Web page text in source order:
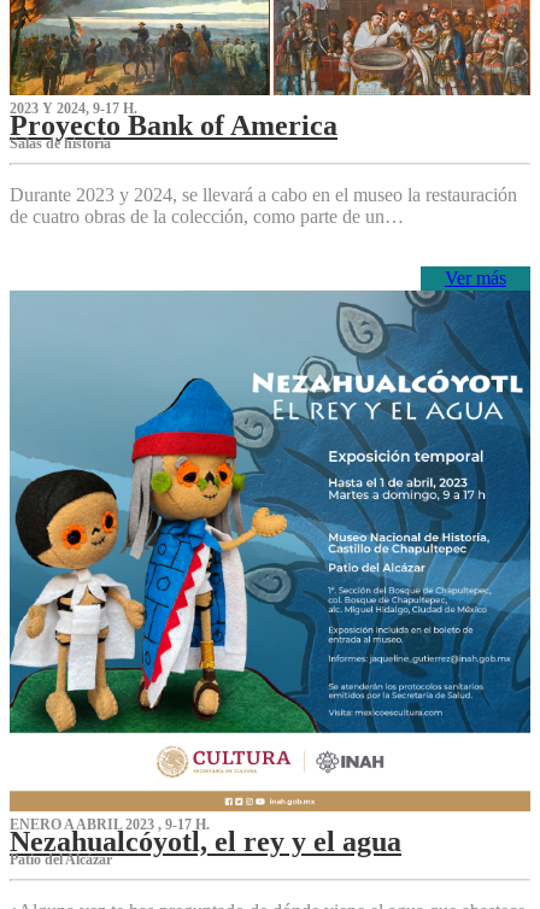
2023 Y 2024, 9-17 H.
Proyecto Bank of America
S‌alas de historia
Durante 2023 y 2024, se llevará a cabo en el museo la restauración
de cuatro obras de la colección, como parte de un…
Ver más
ENERO A ABRIL 2023 , 9-17 H.
Nezahualcóyotl, el rey y el agua
Patio del Alcázar